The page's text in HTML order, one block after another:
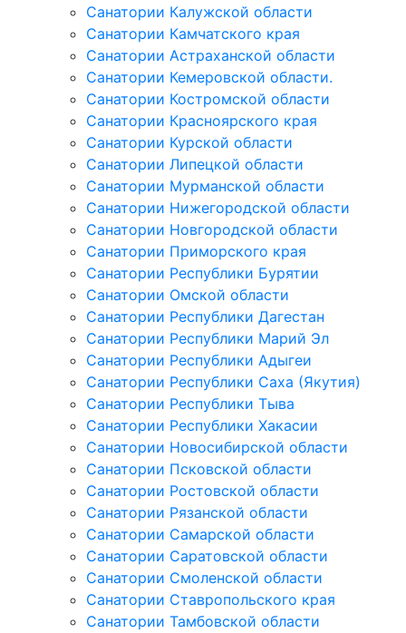
Санатории Калужской области
Санатории Камчатского края
Санатории Астраханской области
Санатории Кемеровской области.
Санатории Костромской области
Санатории Красноярского края
Санатории Курской области
Санатории Липецкой области
Санатории Мурманской области
Санатории Нижегородской области
Санатории Новгородской области
Санатории Приморского края
Санатории Республики Бурятии
Санатории Омской области
Санатории Республики Дагестан
Санатории Республики Марий Эл
Санатории Республики Адыгеи
Санатории Республики Саха (Якутия)
Санатории Республики Тыва
Санатории Республики Хакасии
Санатории Новосибирской области
Санатории Псковской области
Санатории Ростовской области
Санатории Рязанской области
Санатории Самарской области
Санатории Саратовской области
Санатории Смоленской области
Санатории Ставропольского края
Санатории Тамбовской области